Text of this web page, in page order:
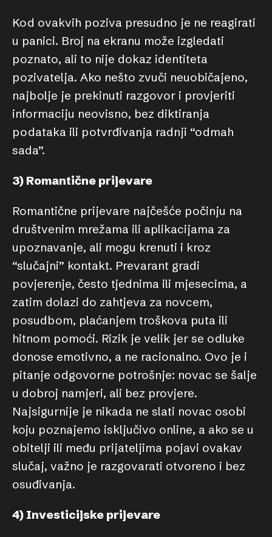
Kod ovakvih poziva presudno je ne reagirati
u panici. Broj na ekranu može izgledati
poznato, ali to nije dokaz identiteta
pozivatelja. Ako nešto zvuči neuobičajeno,
najbolje je prekinuti razgovor i provjeriti
informaciju neovisno, bez diktiranja
podataka ili potvrđivanja radnji “odmah
sada”.
3) Romantične prijevare
Romantične prijevare najčešće počinju na
društvenim mrežama ili aplikacijama za
upoznavanje, ali mogu krenuti i kroz
“slučajni” kontakt. Prevarant gradi
povjerenje, često tjednima ili mjesecima, a
zatim dolazi do zahtjeva za novcem,
posudbom, plaćanjem troškova puta ili
hitnom pomoći. Rizik je velik jer se odluke
donose emotivno, a ne racionalno. Ovo je i
pitanje odgovorne potrošnje: novac se šalje
u dobroj namjeri, ali bez provjere.
Najsigurnije je nikada ne slati novac osobi
koju poznajemo isključivo online, a ako se u
obitelji ili među prijateljima pojavi ovakav
slučaj, važno je razgovarati otvoreno i bez
osuđivanja.
4) Investicijske prijevare